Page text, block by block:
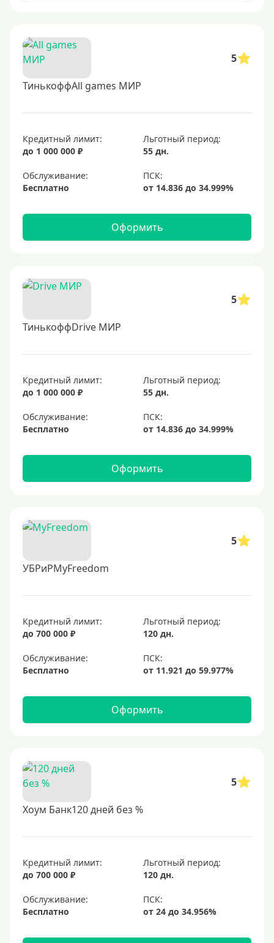
5
ТинькоффAll games МИР
Кредитный лимит:
до 1 000 000 ₽
Льготный период:
55 дн.
Обслуживание:
Бесплатно
Оформить
5
ТинькоффDrive МИР
Кредитный лимит:
до 1 000 000 ₽
Льготный период:
55 дн.
Обслуживание:
Бесплатно
Оформить
5
УБРиРMyFreedom
Кредитный лимит:
до 700 000 ₽
Льготный период:
120 дн.
Обслуживание:
Бесплатно
Оформить
5
Хоум Банк120 дней без %
Кредитный лимит:
до 700 000 ₽
Льготный период:
120 дн.
Обслуживание:
Бесплатно